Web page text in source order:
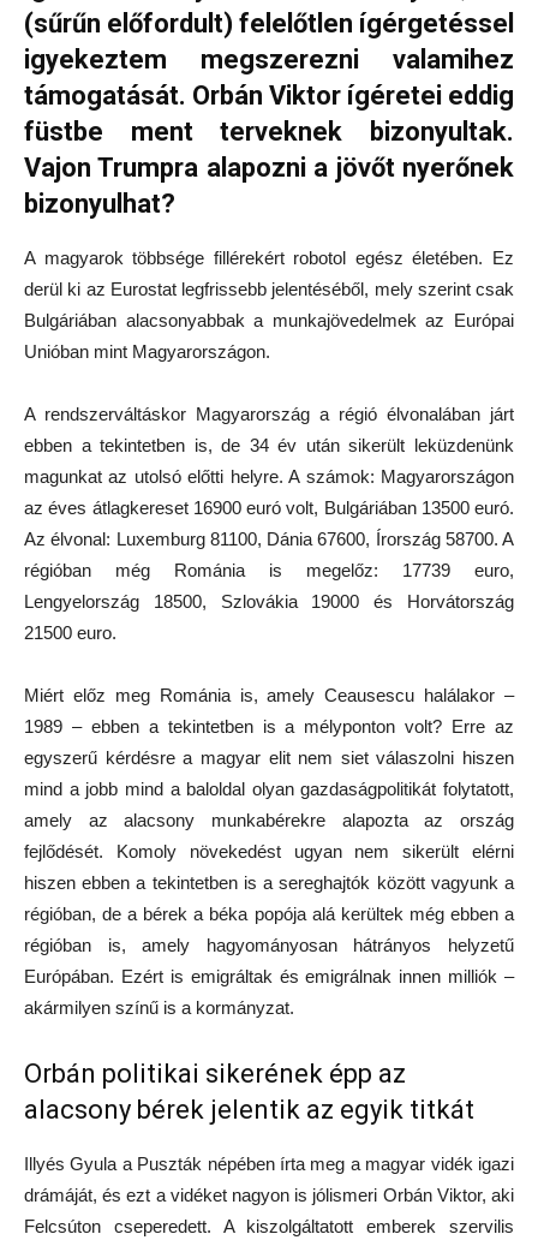
(sűrűn előfordult) felelőtlen ígérgetéssel
igyekeztem megszerezni valamihez
támogatását. Orbán Viktor ígéretei eddig
füstbe ment terveknek bizonyultak.
Vajon Trumpra alapozni a jövőt nyerőnek
bizonyulhat?
A magyarok többsége fillérekért robotol egész életében. Ez
derül ki az Eurostat legfrissebb jelentéséből, mely szerint csak
Bulgáriában alacsonyabbak a munkajövedelmek az Európai
Unióban mint Magyarországon.
A rendszerváltáskor Magyarország a régió élvonalában járt
ebben a tekintetben is, de 34 év után sikerült leküzdenünk
magunkat az utolsó előtti helyre. A számok: Magyarországon
az éves átlagkereset 16900 euró volt, Bulgáriában 13500 euró.
Az élvonal: Luxemburg 81100, Dánia 67600, Írország 58700. A
régióban még Románia is megelőz: 17739 euro,
Lengyelország 18500, Szlovákia 19000 és Horvátország
21500 euro.
Miért előz meg Románia is, amely Ceausescu halálakor –
1989 – ebben a tekintetben is a mélyponton volt? Erre az
egyszerű kérdésre a magyar elit nem siet válaszolni hiszen
mind a jobb mind a baloldal olyan gazdaságpolitikát folytatott,
amely az alacsony munkabérekre alapozta az ország
fejlődését. Komoly növekedést ugyan nem sikerült elérni
hiszen ebben a tekintetben is a sereghajtók között vagyunk a
régióban, de a bérek a béka popója alá kerültek még ebben a
régióban is, amely hagyományosan hátrányos helyzetű
Európában. Ezért is emigráltak és emigrálnak innen milliók –
akármilyen színű is a kormányzat.
Orbán politikai sikerének épp az
alacsony bérek jelentik az egyik titkát
Illyés Gyula a Puszták népében írta meg a magyar vidék igazi
drámáját, és ezt a vidéket nagyon is jólismeri Orbán Viktor, aki
Felcsúton cseperedett. A kiszolgáltatott emberek szervilis